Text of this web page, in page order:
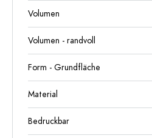
Volumen
Volumen - randvoll
Form - Grundfläche
Material
Bedruckbar